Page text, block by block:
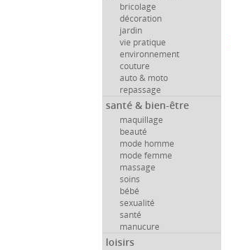
bricolage
décoration
jardin
vie pratique
environnement
couture
auto & moto
repassage
santé & bien-être
maquillage
beauté
mode homme
mode femme
massage
soins
bébé
sexualité
santé
manucure
loisirs